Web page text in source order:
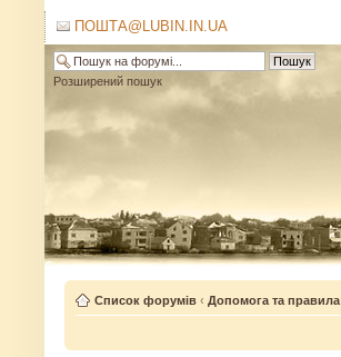
ПОШТА@LUBIN.IN.UA
Розширений пошук
Список форумів ‹ Допомога та правила